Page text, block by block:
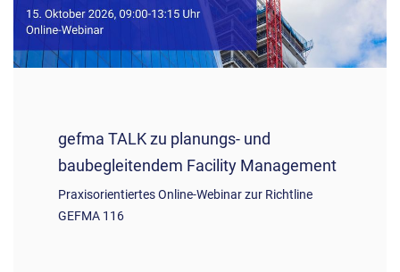
gefma TALK zu planungs- und
baubegleitendem Facility Management
Praxisorientiertes Online-Webinar zur Richtline
GEFMA 116